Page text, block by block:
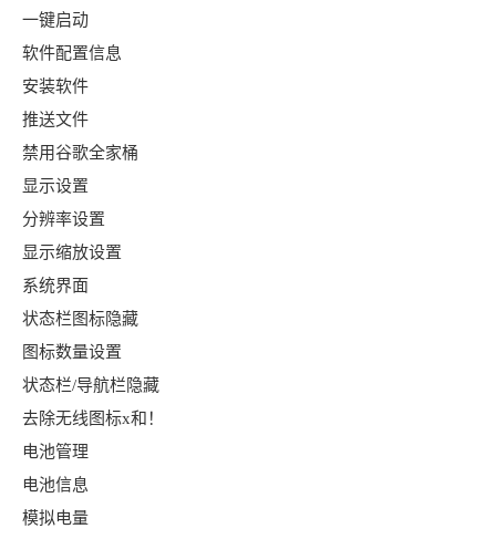
一键启动
软件配置信息
安装软件
推送文件
禁用谷歌全家桶
显示设置
分辨率设置
显示缩放设置
系统界面
状态栏图标隐藏
图标数量设置
状态栏/导航栏隐藏
去除无线图标x和！
电池管理
电池信息
模拟电量